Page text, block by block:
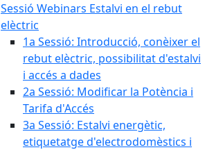
Sessió Webinars Estalvi en el rebut
elèctric
1a Sessió: Introducció, conèixer el
rebut elèctric, possibilitat d'estalvi
i accés a dades
2a Sessió: Modificar la Potència i
Tarifa d'Accés
3a Sessió: Estalvi energètic,
etiquetatge d'electrodomèstics i